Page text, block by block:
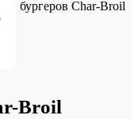
Broil